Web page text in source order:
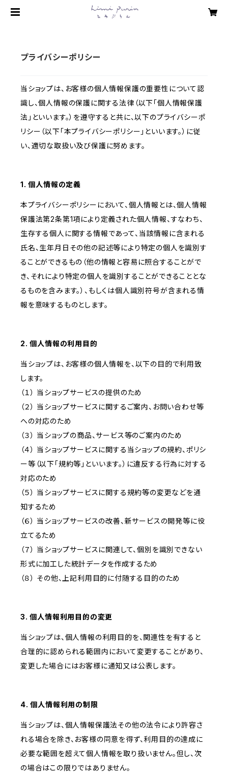
プライバシーポリシー
当ショップは、お客様の個人情報保護の重要性について認
識し、個人情報の保護に関する法律（以下「個人情報保護
法」といいます。）を遵守すると共に、以下のプライバシーポ
リシー（以下「本プライバシーポリシー」といいます。）に従
い、適切な取扱い及び保護に努めます。
1. 個人情報の定義
本プライバシーポリシーにおいて、個人情報とは、個人情報
保護法第2条第1項により定義された個人情報、すなわち、
生存する個人に関する情報であって、当該情報に含まれる
氏名、生年月日その他の記述等により特定の個人を識別す
ることができるもの（他の情報と容易に照合することがで
き、それにより特定の個人を識別することができることとな
るものを含みます。）、もしくは個人識別符号が含まれる情
報を意味するものとします。
2. 個人情報の利用目的
当ショップは、お客様の個人情報を、以下の目的で利用致
します。
（１） 当ショップサービスの提供のため
（２） 当ショップサービスに関するご案内、お問い合わせ等
への対応のため
（３） 当ショップの商品、サービス等のご案内のため
（４） 当ショップサービスに関する当ショップの規約、ポリシ
ー等（以下「規約等」といいます。）に違反する行為に対する
対応のため
（５） 当ショップサービスに関する規約等の変更などを通
知するため
（６） 当ショップサービスの改善、新サービスの開発等に役
立てるため
（７） 当ショップサービスに関連して、個別を識別できない
形式に加工した統計データを作成するため
（８） その他、上記利用目的に付随する目的のため
3. 個人情報利用目的の変更
当ショップは、個人情報の利用目的を、関連性を有すると
合理的に認められる範囲内において変更することがあり、
変更した場合にはお客様に通知又は公表します。
4. 個人情報利用の制限
当ショップは、個人情報保護法その他の法令により許容さ
れる場合を除き、お客様の同意を得ず、利用目的の達成に
必要な範囲を超えて個人情報を取り扱いません。但し、次
の場合はこの限りではありません。